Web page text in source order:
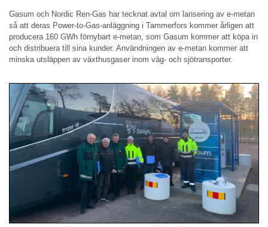
Gasum och Nordic Ren-Gas har tecknat avtal om lansering av e-metan
så att deras Power-to-Gas-anläggning i Tammerfors kommer årligen att
producera 160 GWh förnybart e-metan, som Gasum kommer att köpa in
och distribuera till sina kunder. Användningen av e-metan kommer att
minska utsläppen av växthusgaser inom väg- och sjötransporter.